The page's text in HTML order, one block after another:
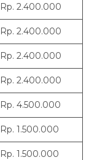
Rp. 2.400.000
Rp. 2.400.000
Rp. 2.400.000
Rp. 2.400.000
Rp. 4.500.000
Rp. 1.500.000
Rp. 1.500.000